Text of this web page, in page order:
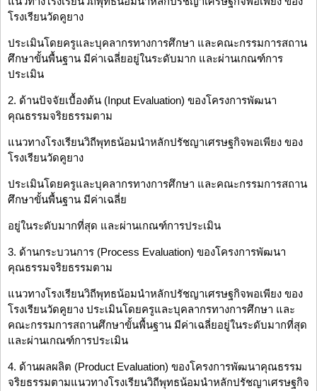
โรงเรียนวัดคูยาง
ประเมินโดยครูและบุคลากรทางการศึกษา และคณะกรรมการสถาน
ศึกษาขั้นพื้นฐาน มีค่าเฉลี่ยอยู่ในระดับมาก และผ่านเกณฑ์การ
ประเมิน
2. ด้านปัจจัยเบื้องต้น (Input Evaluation) ของโครงการพัฒนา
คุณธรรมจริยธรรมตาม
แนวทางโรงเรียนวิถีพุทธน้อมนำหลักปรัชญาเศรษฐกิจพอเพียง ของ
โรงเรียนวัดคูยาง
ประเมินโดยครูและบุคลากรทางการศึกษา และคณะกรรมการสถาน
ศึกษาขั้นพื้นฐาน มีค่าเฉลี่ย
อยู่ในระดับมากที่สุด และผ่านเกณฑ์การประเมิน
3. ด้านกระบวนการ (Process Evaluation) ของโครงการพัฒนา
คุณธรรมจริยธรรมตาม
แนวทางโรงเรียนวิถีพุทธน้อมนำหลักปรัชญาเศรษฐกิจพอเพียง ของ
โรงเรียนวัดคูยาง ประเมินโดยครูและบุคลากรทางการศึกษา และ
คณะกรรมการสถานศึกษาขั้นพื้นฐาน มีค่าเฉลี่ยอยู่ในระดับมากที่สุด
และผ่านเกณฑ์การประเมิน
4. ด้านผลผลิต (Product Evaluation) ของโครงการพัฒนาคุณธรรม
จริยธรรมตามแนวทางโรงเรียนวิถีพุทธน้อมนำหลักปรัชญาเศรษฐกิจ